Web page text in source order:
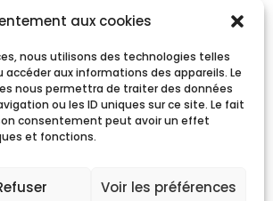
aux cookies
nous utilisons des technologies telles
aux informations des appareils. Le
nous permettra de traiter des données
ou les ID uniques sur ce site. Le fait
consentement peut avoir un effet
et fonctions.
Voir les préférences